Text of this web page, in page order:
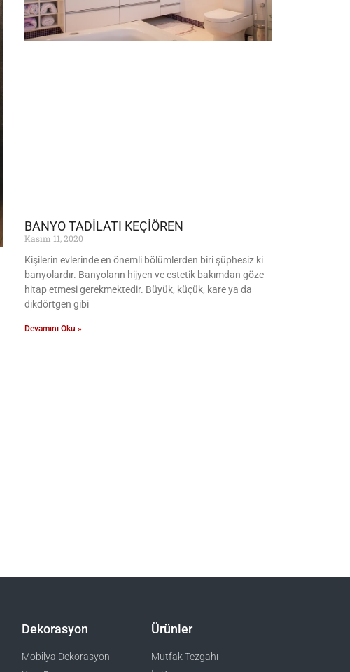
BANYO TADİLATI KEÇİÖREN
Kasım 11, 2020
Kişilerin evlerinde en önemli bölümlerden biri şüphesiz ki
banyolardır. Banyoların hijyen ve estetik bakımdan göze
hitap etmesi gerekmektedir. Büyük, küçük, kare ya da
dikdörtgen gibi
Devamını Oku »
Dekorasyon
Mobilya Dekorasyon
Ürünler
Mutfak Tezgahı